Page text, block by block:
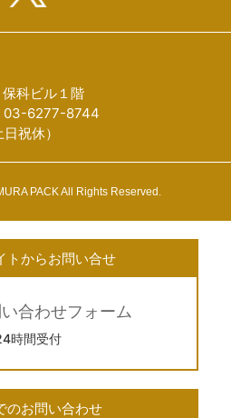
科ビル１階
03-6277-8744
祝休）
PACK All Rights Reserved.
トからお問い合せ
合わせフォーム
時間受付
のお問い合わせ